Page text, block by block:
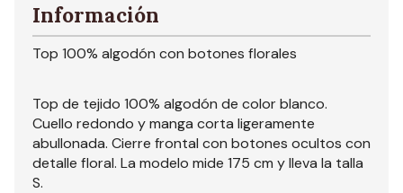
Información
Top 100% algodón con botones florales
Top de tejido 100% algodón de color blanco.
Cuello redondo y manga corta ligeramente
abullonada. Cierre frontal con botones ocultos con
detalle floral. La modelo mide 175 cm y lleva la talla
S.